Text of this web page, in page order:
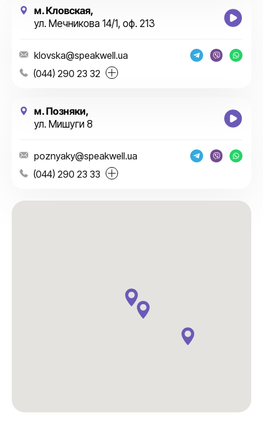
м. Кловская,
ул. Мечникова 14/1, оф. 213
klovska@speakwell.ua
(044) 290 23 32
м. Позняки,
ул. Мишуги 8
poznyaky@speakwell.ua
(044) 290 23 33